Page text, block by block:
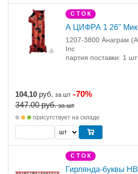
С Т О К
А ЦИФРА 1 26"
1207-3800 Анаграм
Inc
партия поставки: 1
104,10 руб. за шт -70%
347.00руб. за шт
присутствует на складе
С Т О К
Гирлянда-буквы